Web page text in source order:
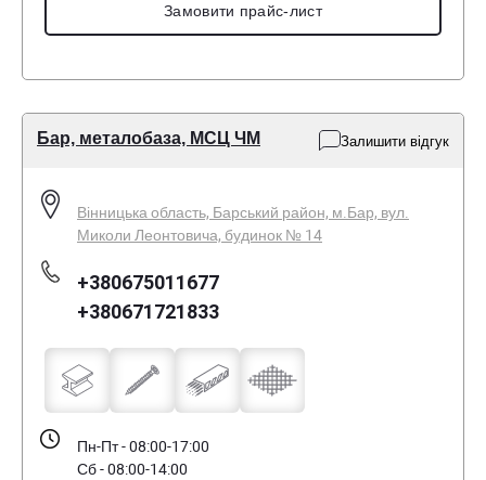
Замовити прайс-лист
Бар, металобаза, МСЦ ЧМ Залишити відгук
Вінницька область, Барський район, м.Бар, вул.
Миколи Леонтовича, будинок № 14
+380675011677
+380671721833
Пн-Пт - 08:00-17:00
Сб - 08:00-14:00